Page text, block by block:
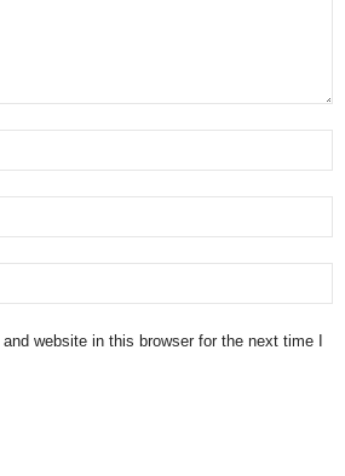
website in this browser for the next time I